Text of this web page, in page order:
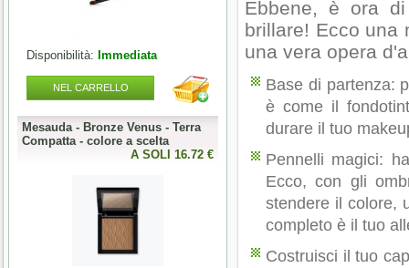
Disponibilità: Immediata
NEL CARRELLO
Mesauda - Bronze Venus - Terra
Compatta - colore a scelta
A SOLI 16.72 €
Disponibilità:Immediata
NEL CARRELLO
Mesauda - MNP One Phase
A SOLI 19.68
Ebbene, è ora
brillare! Ecco una
una vera opera
Base di partenza:
è come il
durare il tuo
Pennelli magici:
Ecco, con gli
stendere il colore,
completo è il tuo
Costruisci il tuo